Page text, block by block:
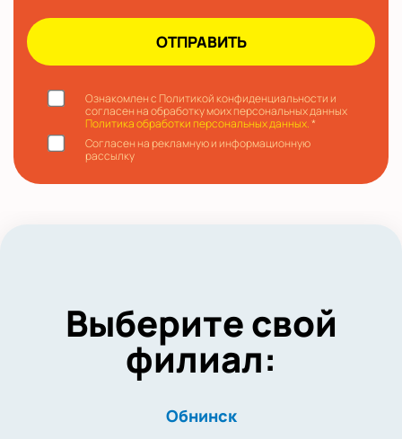
Ознакомлен с Политикой конфиденциальности и
согласен на обработку моих персональных данных
Политика обработки персональных данных.*
Согласен на рекламную и информационную
рассылку
Выберите свой
филиал:
Обнинск